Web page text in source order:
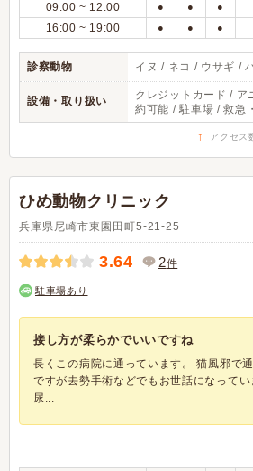
09:00 ~ 12:00
● ● ●
16:00 ~ 19:00 ● ● ●
診察動物 イヌ / ネコ / ウサギ /
設備・取り扱い
クレジットカード / ア
約可能 / 駐車場 / 救急
↑ アクセ
ひめ動物クリニック
兵庫県尼崎市東園田町5-21-25
3.64 2件
駐車場あり
接し方が柔らかでいいですね
長くこの病院に通っています。 猫風邪で
ですが去勢手術などでもお世話になって
尿...